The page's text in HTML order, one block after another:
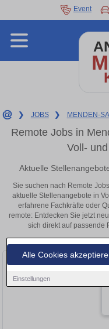
Alle Cookies
Einstellungen
Event
❯ JOBS ❯ MENDEN-
Remote Jobs in
Voll-
Aktuelle
Sie suchen nach Remote
aktuelle Stellenangebote in
erfahrene Fachkräfte oder
remote: Entdecken Sie jetzt
sich direkt auf passende